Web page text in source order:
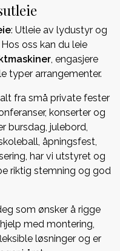
: Utleie av lydustyr og
oss kan du leie
, engasjere
typer arrangementer.
fra små private fester
konserter og
bursdag, julebord,
åpningsfest,
har vi utstyret og
riktig stemning og god
som ønsker å rigge
med montering,
løsninger og er